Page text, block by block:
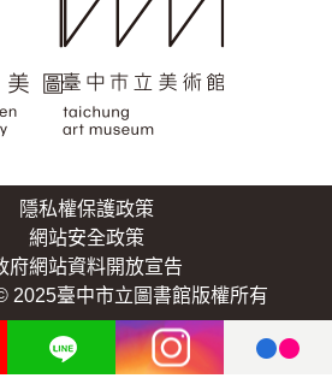
隱私權保護政策
網站安全政策
府網站資料開放宣告
2025臺中市立圖書館版權所有
Youtube Line Instagram